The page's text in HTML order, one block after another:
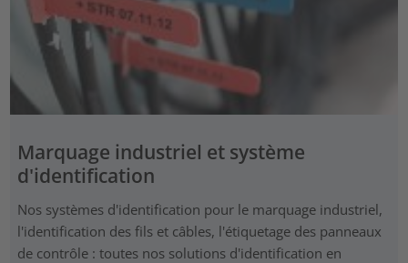
Marquage industriel et système
d'identification
Nos systèmes d'identification pour le marquage industriel,
l'identification des fils et câbles, l'étiquetage des panneaux
de contrôle : toutes nos solutions d'identification en